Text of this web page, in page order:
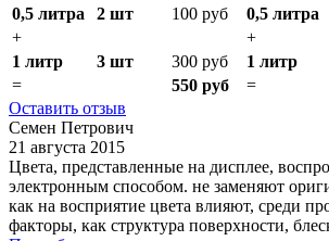
0,5 литра
2 шт 100 руб 0,5 литра
+
+
1 литр
3 шт 300 руб 1 литр
=
550 руб =
Оставить отзыв
Семен Петрович
21 августа 2015
Цвета, представленные на дисплее,
электронным способом. не заменяют
как на восприятие цвета влияют, среди
факторы, как структура поверхности,